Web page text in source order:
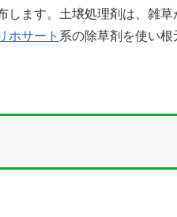
します。土壌処理剤は、雑
ホサート 系の除草剤を使い